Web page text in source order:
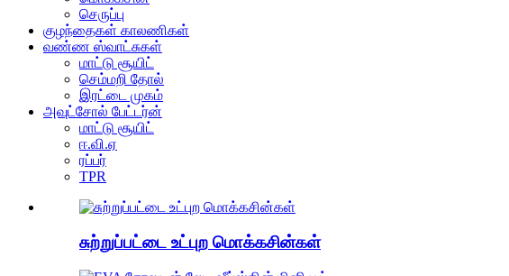
செருப்பு
குழந்தைகள் காலணிகள்
வண்ண ஸ்வாட்சுகள்
மாட்டு சூயிட்
செம்மறி தோல்
இரட்டை முகம்
அவுட்சோல் பேட்டர்ன்
மாட்டு சூயிட்
ஈ.வி.ஏ
ரப்பர்
TPR
சுற்றுப்பட்டை உட்புற மொக்கசின்கள்